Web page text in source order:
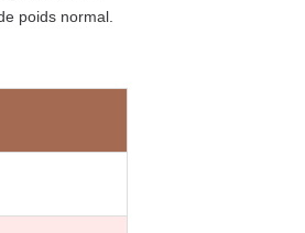
poids normal.